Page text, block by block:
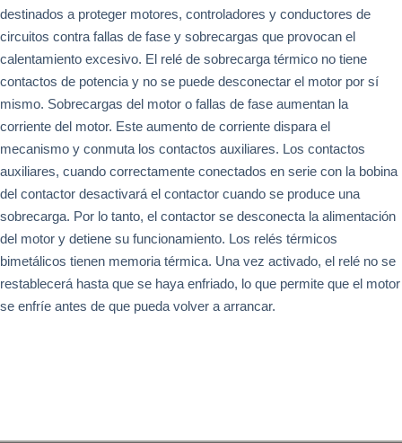
destinados a proteger motores, controladores y conductores de
circuitos contra fallas de fase y sobrecargas que provocan el
calentamiento excesivo. El relé de sobrecarga térmico no tiene
contactos de potencia y no se puede desconectar el motor por sí
mismo. Sobrecargas del motor o fallas de fase aumentan la
corriente del motor. Este aumento de corriente dispara el
mecanismo y conmuta los contactos auxiliares. Los contactos
auxiliares, cuando correctamente conectados en serie con la bobina
del contactor desactivará el contactor cuando se produce una
sobrecarga. Por lo tanto, el contactor se desconecta la alimentación
del motor y detiene su funcionamiento. Los relés térmicos
bimetálicos tienen memoria térmica. Una vez activado, el relé no se
restablecerá hasta que se haya enfriado, lo que permite que el motor
se enfríe antes de que pueda volver a arrancar.